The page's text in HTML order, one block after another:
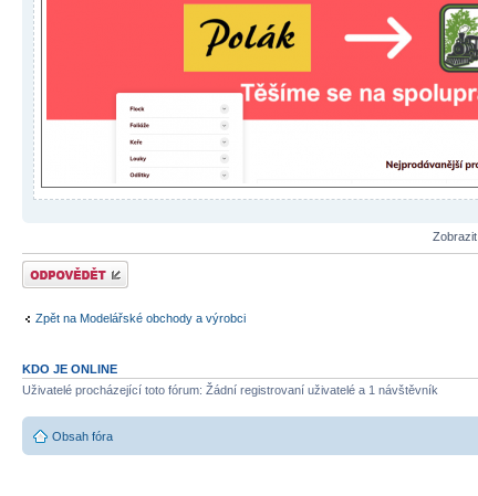
Odeslat odpověď
Zpět na Modelářské obchody a výrobci
KDO JE ONLINE
Uživatelé procházející toto fórum: Žádní registrovaní uživatelé a 1 návštěvník
Obsah fóra